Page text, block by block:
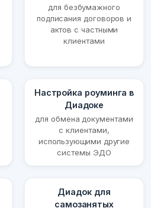
для безбумажного
подписания договоров и
актов с частными
клиентами
Настройка роуминга в
Диадоке
для обмена документами
с клиентами,
использующими другие
системы ЭДО
Диадок для
самозанятых